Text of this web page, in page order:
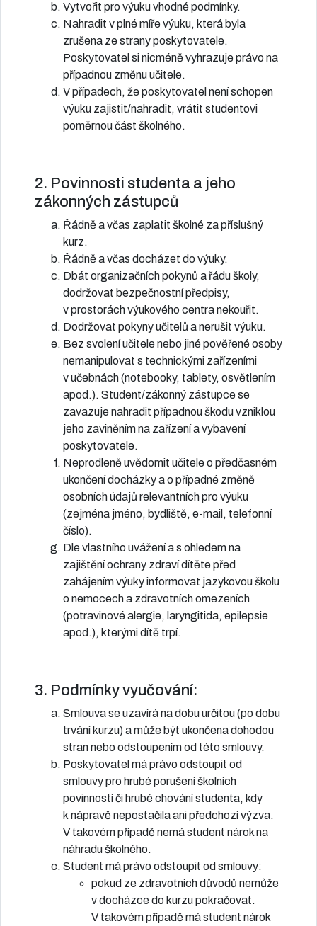
Vytvořit pro výuku vhodné podmínky.
Nahradit v plné míře výuku, která byla
zrušena ze strany poskytovatele.
Poskytovatel si nicméně vyhrazuje právo na
případnou změnu učitele.
V případech, že poskytovatel není schopen
výuku zajistit/nahradit, vrátit studentovi
poměrnou část školného.
2. Povinnosti studenta a jeho
zákonných zástupců
Řádně a včas zaplatit školné za příslušný
kurz.
Řádně a včas docházet do výuky.
Dbát organizačních pokynů a řádu školy,
dodržovat bezpečnostní předpisy,
v prostorách výukového centra nekouřit.
Dodržovat pokyny učitelů a nerušit výuku.
Bez svolení učitele nebo jiné pověřené osoby
nemanipulovat s technickými zařízeními
v učebnách (notebooky, tablety, osvětlením
apod.). Student/zákonný zástupce se
zavazuje nahradit případnou škodu vzniklou
jeho zaviněním na zařízení a vybavení
poskytovatele.
Neprodleně uvědomit učitele o předčasném
ukončení docházky a o případné změně
osobních údajů relevantních pro výuku
(zejména jméno, bydliště, e-mail, telefonní
číslo).
Dle vlastního uvážení a s ohledem na
zajištění ochrany zdraví dítěte před
zahájením výuky informovat jazykovou školu
o nemocech a zdravotních omezeních
(potravinové alergie, laryngitida, epilepsie
apod.), kterými dítě trpí.
3. Podmínky vyučování:
Smlouva se uzavírá na dobu určitou (po dobu
trvání kurzu) a může být ukončena dohodou
stran nebo odstoupením od této smlouvy.
Poskytovatel má právo odstoupit od
smlouvy pro hrubé porušení školních
povinností či hrubé chování studenta, kdy
k nápravě nepostačila ani předchozí výzva.
V takovém případě nemá student nárok na
náhradu školného.
Student má právo odstoupit od smlouvy:
pokud ze zdravotních důvodů nemůže
v docházce do kurzu pokračovat.
V takovém případě má student nárok